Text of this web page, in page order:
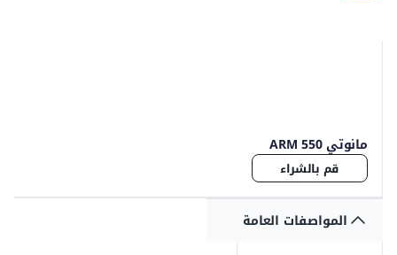
مانوتي ARM 550
قم بالشراء
المواصفات العامة